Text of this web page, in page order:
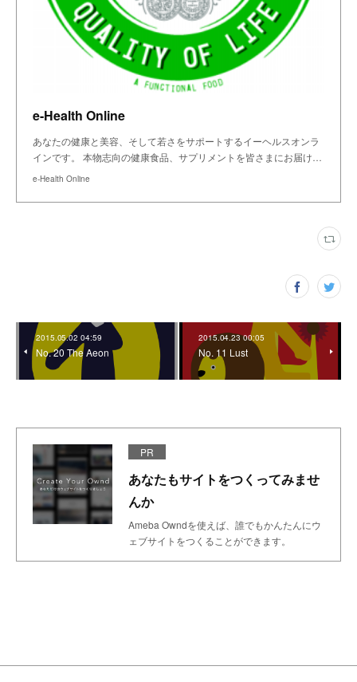
e-Health Online
あなたの健康と美容、そして若さをサポートするイーヘルスオンラ
インです。 本物志向の健康食品、サプリメントを皆さまにお届け…
e-Health Online
2015.05.02 04:59
No. 20 The Aeon
2015.04.23 00:05
No. 11 Lust
PR
あなたもサイトをつくってみませ
んか
Ameba Owndを使えば、誰でもかんたんにウ
ェブサイトをつくることができます。